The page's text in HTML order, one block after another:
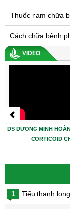
Thuốc nam chữa
Cách chữa bệnh
VIDEO
DS DƯƠNG MINH
CORTICOID
1 Tiểu thanh